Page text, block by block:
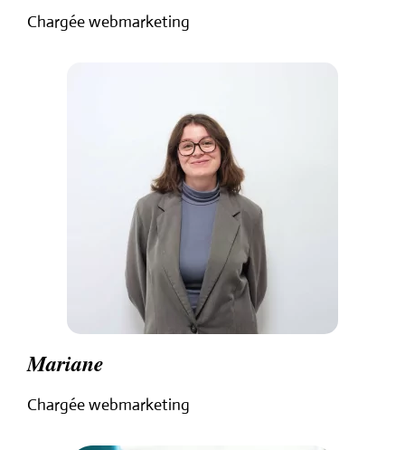
Chargée webmarketing
Mariane
Chargée webmarketing